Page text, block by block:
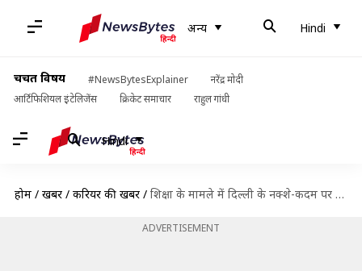
अन्य Hindi
चर्चित विषय #NewsBytesExplainer
नरेंद्र मोदी
आर्टिफिशियल इंटेलिजेंस
क्रिकेट समाचार राहुल गांधी
Hindi
होम / खबरें / करियर की खबरें / शिक्षा के मामले में दिल्ली के नक्शे-कदम पर चलेंगी उत्तराखंड और आंध्र प्रदेश की सरकार
ADVERTISEMENT